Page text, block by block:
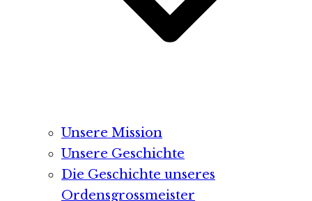
Unsere Mission
Unsere Geschichte
Die Geschichte unseres
Ordensgrossmeister